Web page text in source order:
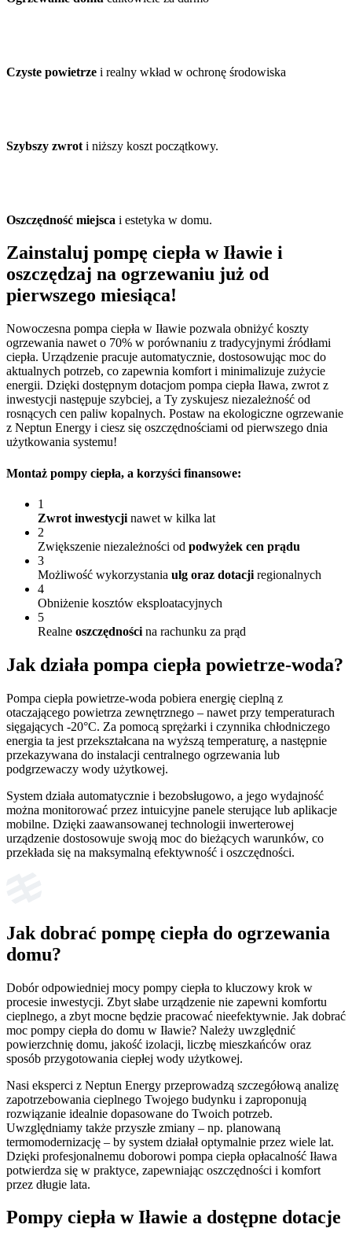
Czyste powietrze i realny wkład w ochronę środowiska
Szybszy zwrot i niższy koszt początkowy.
Oszczędność miejsca i estetyka w domu.
Zainstaluj pompę ciepła w Iławie i
oszczędzaj na ogrzewaniu już od
pierwszego miesiąca!
Nowoczesna pompa ciepła w Iławie pozwala obniżyć koszty
ogrzewania nawet o 70% w porównaniu z tradycyjnymi źródłami
ciepła. Urządzenie pracuje automatycznie, dostosowując moc do
aktualnych potrzeb, co zapewnia komfort i minimalizuje zużycie
energii. Dzięki dostępnym dotacjom pompa ciepła Iława, zwrot z
inwestycji następuje szybciej, a Ty zyskujesz niezależność od
rosnących cen paliw kopalnych. Postaw na ekologiczne ogrzewanie
z Neptun Energy i ciesz się oszczędnościami od pierwszego dnia
użytkowania systemu!
Montaż pompy ciepła, a korzyści finansowe:
1
Zwrot inwestycji nawet w kilka lat
2
Zwiększenie niezależności od podwyżek cen prądu
3
Możliwość wykorzystania ulg oraz dotacji regionalnych
4
Obniżenie kosztów eksploatacyjnych
5
Realne oszczędności na rachunku za prąd
Jak działa pompa ciepła powietrze-woda?
Pompa ciepła powietrze-woda pobiera energię cieplną z
otaczającego powietrza zewnętrznego – nawet przy temperaturach
sięgających -20°C. Za pomocą sprężarki i czynnika chłodniczego
energia ta jest przekształcana na wyższą temperaturę, a następnie
przekazywana do instalacji centralnego ogrzewania lub
podgrzewaczy wody użytkowej.
System działa automatycznie i bezobsługowo, a jego wydajność
można monitorować przez intuicyjne panele sterujące lub aplikacje
mobilne. Dzięki zaawansowanej technologii inwerterowej
urządzenie dostosowuje swoją moc do bieżących warunków, co
przekłada się na maksymalną efektywność i oszczędności.
Jak dobrać pompę ciepła do ogrzewania
domu?
Dobór odpowiedniej mocy pompy ciepła to kluczowy krok w
procesie inwestycji. Zbyt słabe urządzenie nie zapewni komfortu
cieplnego, a zbyt mocne będzie pracować nieefektywnie. Jak dobrać
moc pompy ciepła do domu w Iławie? Należy uwzględnić
powierzchnię domu, jakość izolacji, liczbę mieszkańców oraz
sposób przygotowania ciepłej wody użytkowej.
Nasi eksperci z Neptun Energy przeprowadzą szczegółową analizę
zapotrzebowania cieplnego Twojego budynku i zaproponują
rozwiązanie idealnie dopasowane do Twoich potrzeb.
Uwzględniamy także przyszłe zmiany – np. planowaną
termomodernizację – by system działał optymalnie przez wiele lat.
Dzięki profesjonalnemu doborowi pompa ciepła opłacalność Iława
potwierdza się w praktyce, zapewniając oszczędności i komfort
przez długie lata.
Pompy ciepła w Iławie a dostępne dotacje